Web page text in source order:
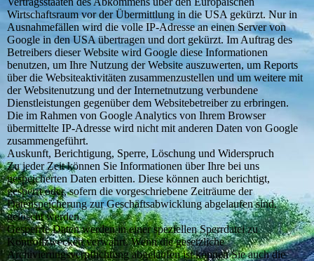
Wirtschaftsraum vor der Übermittlung in die USA gekürzt. Nur in
Ausnahmefällen wird die volle IP-Adresse an einen Server von
Google in den USA übertragen und dort gekürzt. Im Auftrag des
Betreibers dieser Website wird Google diese Informationen
benutzen, um Ihre Nutzung der Website auszuwerten, um Reports
über die Websiteaktivitäten zusammenzustellen und um weitere mit
der Websitenutzung und der Internetnutzung verbundene
Dienstleistungen gegenüber dem Websitebetreiber zu erbringen.
Die im Rahmen von Google Analytics von Ihrem Browser
übermittelte IP-Adresse wird nicht mit anderen Daten von Google
zusammengeführt.
Auskunft, Berichtigung, Sperre, Löschung und Widerspruch
Zu jeder Zeit können Sie Informationen über Ihre bei uns
gespeicherten Daten erbitten. Diese können auch berichtigt,
gesperrt oder, sofern die vorgeschriebene Zeiträume der
Datenspeicherung zur Geschäftsabwicklung abgelaufen sind,
gelöscht werden.
Gesperrte Daten werden in einer speziellen Sperrdatei zu
Kontrollzwecken verwahrt. Wenn die gesetzliche
Archivierungsverpflichtung abgelaufen ist können Sie auch die